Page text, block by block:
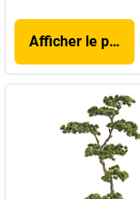
Afficher le produit